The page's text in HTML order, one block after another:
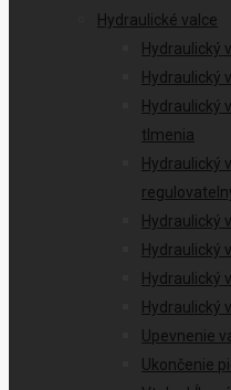
Hydraulické valce
Hydraulický
Hydraulický
Hydraulický
tlmenia
Hydraulický
Hydraulický
Hydraulický
Hydraulický
Hydraulický
Upevnenie
Ukončenie